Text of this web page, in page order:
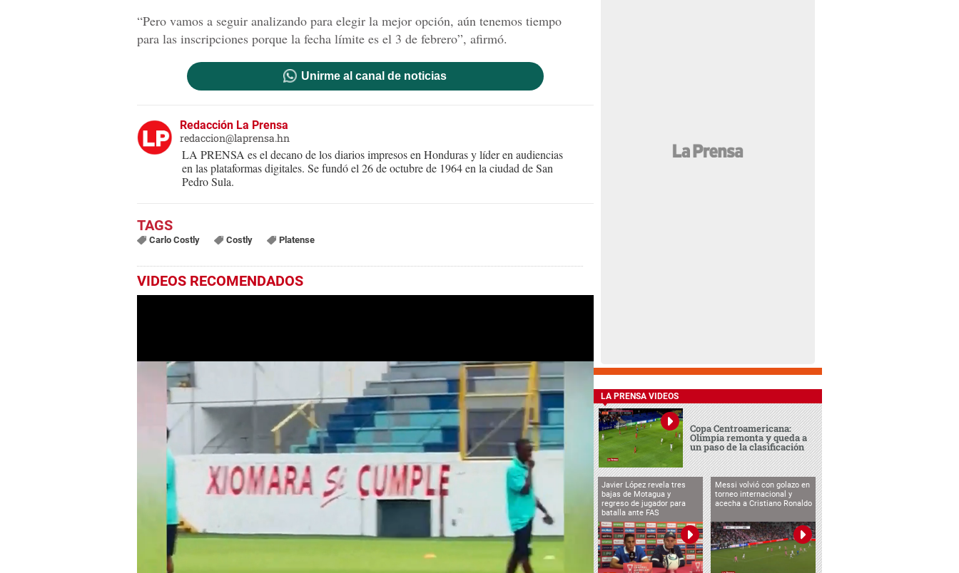
“Pero vamos a seguir analizando para elegir la mejor opción, aún tenemos tiempo
para las inscripciones porque la fecha límite es el 3 de febrero”, afirmó.
Unirme al canal de noticias
Redacción La Prensa
redaccion@laprensa.hn
LA PRENSA es el decano de los diarios impresos en Honduras y líder en audiencias
en las plataformas digitales. Se fundó el 26 de octubre de 1964 en la ciudad de San
Pedro Sula.
Carlo Costly Costly Platense
VIDEOS RECOMENDADOS
seconds
LA PRENSA VIDEOS
Copa Centroamericana:
Olimpia remonta y queda a
un paso de la clasificación
Javier López revela tres
bajas de Motagua y
regreso de jugador para
batalla ante FAS
Messi volvió con golazo en
torneo internacional y
acecha a Cristiano Ronaldo